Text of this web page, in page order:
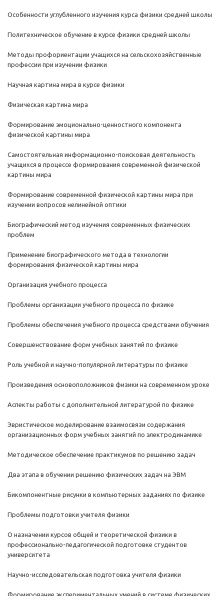
Особенности углубленного изучения курса физики средней школы
Политехническое обучение в курсе физики средней школы
Методы профориентации учащихся на сельскохозяйственные
профессии при изучении физики
Научная картина мира в курсе физики
Физическая картина мира
Формирование эмоционально-ценностного компонента
физической картины мира
Самостоятельная информационно-поисковая деятельность
учащихся в процессе формирования современной физической
картины мира
Формирование современной физической картины мира при
изучении вопросов нелинейной оптики
Биографический метод изучения современных физических
проблем
Применение биографического метода в технологии
формирования физической картины мира
Организация учебного процесса
Проблемы организации учебного процесса по физике
Проблемы обеспечения учебного процесса средствами обучения
Совершенствование форм учебных занятий по физике
Роль учебной и научно-популярной литературы по физике
Произведения основоположников физики на современном уроке
Аспекты работы с дополнительной литературой по физике
Эвристическое моделирование взаимосвязи содержания
организационных форм учебных занятий по электродинамике
Методическое обеспечение практикумов по решению задач
Два этапа в обучении решению физических задач на ЭВМ
Бикомпонентные рисунки в компьютерных заданиях по физике
Проблемы подготовки учителя физики
О назначении курсов общей и теоретической физики в
профессионально-педагогической подготовке студентов
университета
Научно-исследовательская подготовка учителя физики
Формирование экспериментальных умений в системе физических